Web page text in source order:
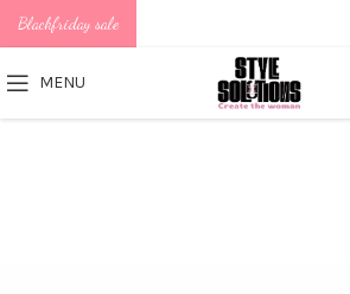
MENU
Blackfriday sale